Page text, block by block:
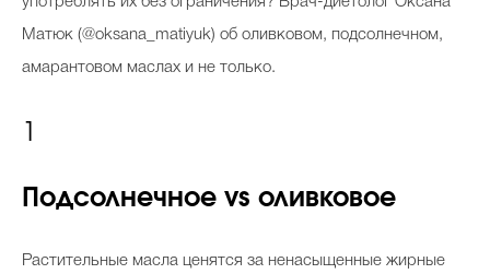
Матюк (@oksana_matiyuk) об оливковом, подсолнечном,
амарантовом маслах и не только.
Подсолнечное vs оливковое
Растительные масла ценятся за ненасыщенные жирные